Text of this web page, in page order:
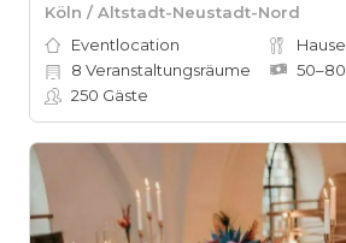
Köln / Altstadt-Neustadt-Nord
Eventlocation
8 Veranstaltungsräume
250 Gäste